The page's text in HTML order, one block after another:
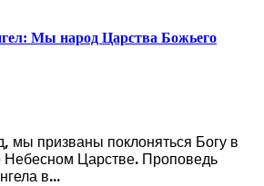
Мы народ Царства Божьего
мы призваны поклоняться Богу в
Небесном Царстве. Проповедь
в...